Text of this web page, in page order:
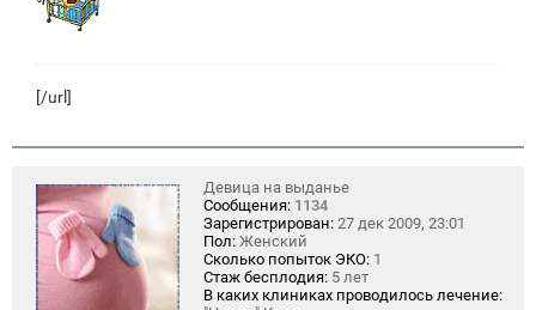
[/url]
Девица на выданье
Сообщения: 1134
Зарегистрирован: 27 дек 2009, 23:01
Пол: Женский
Сколько попыток ЭКО: 1
Стаж бесплодия: 5 лет
В каких клиниках проводилось лечение: